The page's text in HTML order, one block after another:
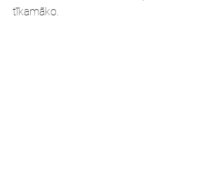
tīkamāko.